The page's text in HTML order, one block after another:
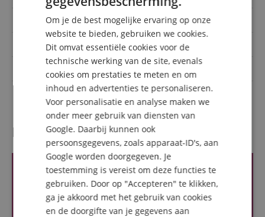
Impedantie (Ohm) 8
fullrange -
100V geschikt Nein
Recensies van klanten
ITALIAN
SPANISH
Om je de best mogelijke ervaring op onze
website te bieden, gebruiken we cookies.
Dit omvat essentiële cookies voor de
technische werking van de site, evenals
cookies om prestaties te meten en om
inhoud en advertenties te personaliseren.
Voor personalisatie en analyse maken we
onder meer gebruik van diensten van
Google. Daarbij kunnen ook
persoonsgegevens, zoals apparaat-ID's, aan
Google worden doorgegeven. Je
toestemming is vereist om deze functies te
gebruiken. Door op "Accepteren" te klikken,
ga je akkoord met het gebruik van cookies
en de doorgifte van je gegevens aan